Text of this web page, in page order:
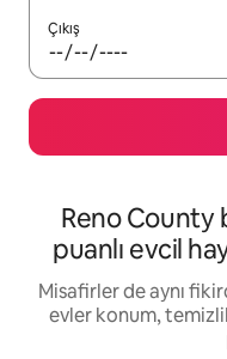
Çıkış
Reno County
puanlı evcil
Misafirler de aynı
evler konum,